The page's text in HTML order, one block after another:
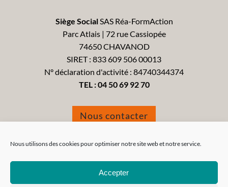
Nous utilisons des cookies pour optimiser notre site web et notre service.
Accepter
Siège SocialSAS Réa-FormAction
Parc Atlais | 72 rue Cassiopée
74650 CHAVANOD
SIRET : 833 609 506 00013
N° déclaration d'activité : 84740344374
TEL :04 50 69 92 70
Nous contacter